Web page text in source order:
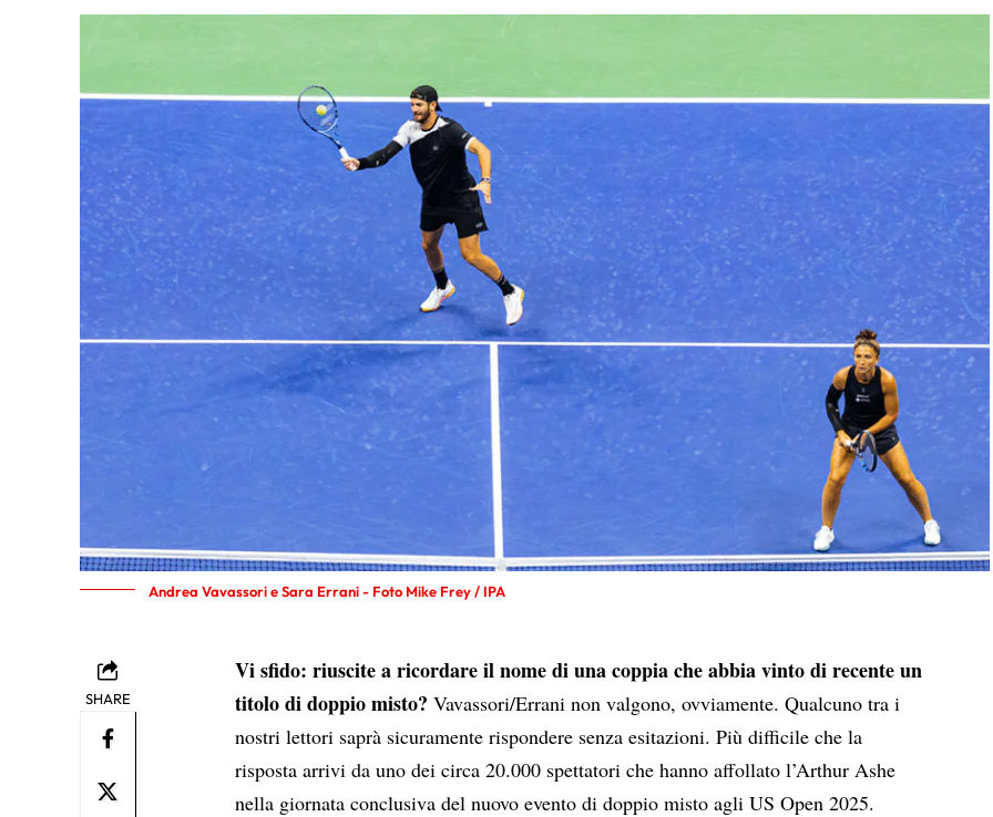
Andrea Vavassori e Sara Errani - Foto Mike Frey / IPA
SHARE
Vi sfido: riuscite a ricordare il nome di una coppia che abbia vinto di recente un
titolo di doppio misto? Vavassori/Errani non valgono, ovviamente. Qualcuno tra i
nostri lettori saprà sicuramente rispondere senza esitazioni. Più difficile che la
risposta arrivi da uno dei circa 20.000 spettatori che hanno affollato l’Arthur Ashe
nella giornata conclusiva del nuovo evento di doppio misto agli US Open 2025.